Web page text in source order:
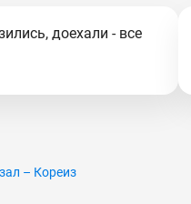
доехали - все
– Кореиз